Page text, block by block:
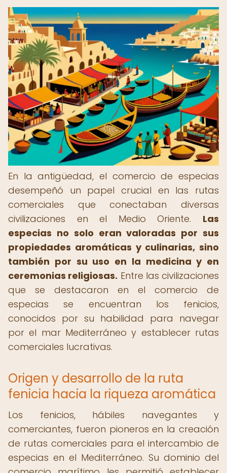
En la antigüedad, el comercio de especias
desempeñó un papel crucial en las rutas
comerciales que conectaban diversas
civilizaciones en el Medio Oriente. Las
especias no solo eran valoradas por sus
propiedades aromáticas y culinarias, sino
también por su uso en la medicina y en
ceremonias religiosas. Entre las civilizaciones
que se destacaron en el comercio de
especias se encuentran los fenicios,
conocidos por su habilidad para navegar
por el mar Mediterráneo y establecer rutas
comerciales lucrativas.
Origen y desarrollo de la ruta
fenicia hacia la riqueza aromática
Los fenicios, hábiles navegantes y
comerciantes, fueron pioneros en la creación
de rutas comerciales para el intercambio de
especias en el Mediterráneo. Su dominio del